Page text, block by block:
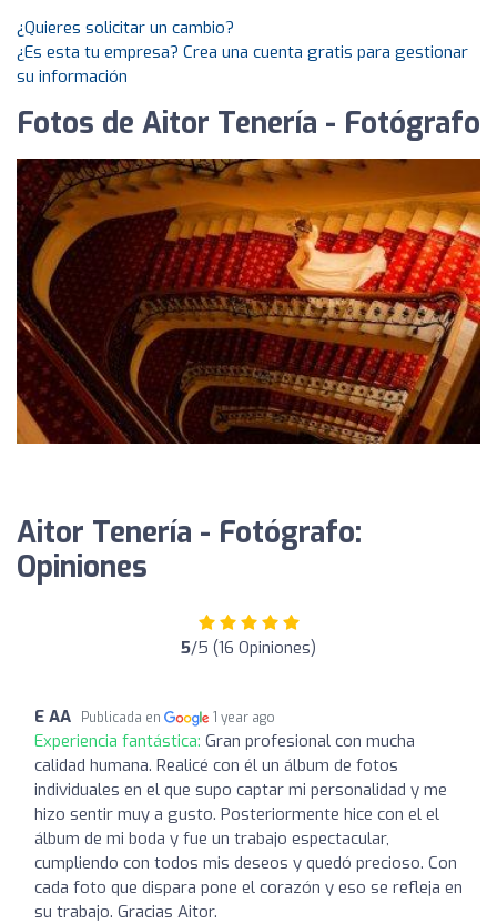
¿Quieres solicitar un cambio?
¿Es esta tu empresa? Crea una cuenta gratis para gestionar
su información
Fotos de Aitor Tenería - Fotógrafo
Aitor Tenería - Fotógrafo:
Opiniones
5/5 (16 Opiniones)
E AA Publicada en 1 year ago
Experiencia fantástica: Gran profesional con mucha
calidad humana. Realicé con él un álbum de fotos
individuales en el que supo captar mi personalidad y me
hizo sentir muy a gusto. Posteriormente hice con el el
álbum de mi boda y fue un trabajo espectacular,
cumpliendo con todos mis deseos y quedó precioso. Con
cada foto que dispara pone el corazón y eso se refleja en
su trabajo. Gracias Aitor.